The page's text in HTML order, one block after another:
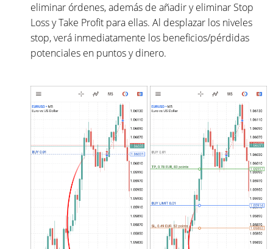
eliminar órdenes, además de añadir y eliminar Stop
Loss y Take Profit para ellas. Al desplazar los niveles
stop, verá inmediatamente los beneficios/pérdidas
potenciales en puntos y dinero.